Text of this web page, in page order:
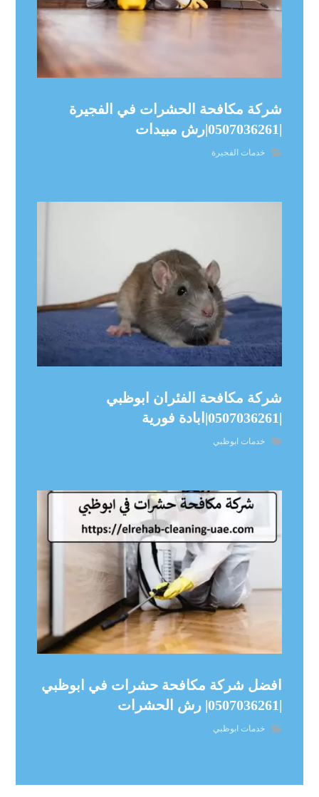
شركة مكافحة الحشرات في الفجيرة
|0507036261|رش مبيدات
خدمات الفجيرة
شركة مكافحة الفئران ابوظبي
|0507036261|ابادة فورية
خدمات ابوظبي
افضل شركة مكافحة حشرات في ابوظبي
|0507036261| رش الحشرات
خدمات ابوظبي